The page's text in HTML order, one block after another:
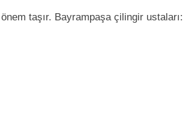
taşır. Bayrampaşa çilingir ustaları: